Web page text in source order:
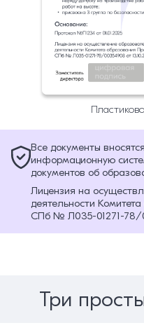
Все документы
информационную
документов об
Лицензия на
деятельности
СПб № Л035-01271-78/
Три